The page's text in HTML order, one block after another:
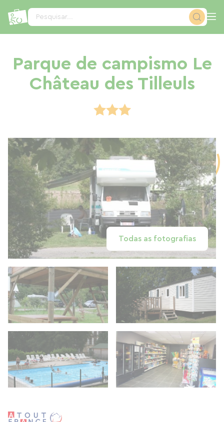
Pesquisar...
Parque de campismo Le
Château des Tilleuls
Todas as fotografias
Painel de Gerenciamento de Cookies